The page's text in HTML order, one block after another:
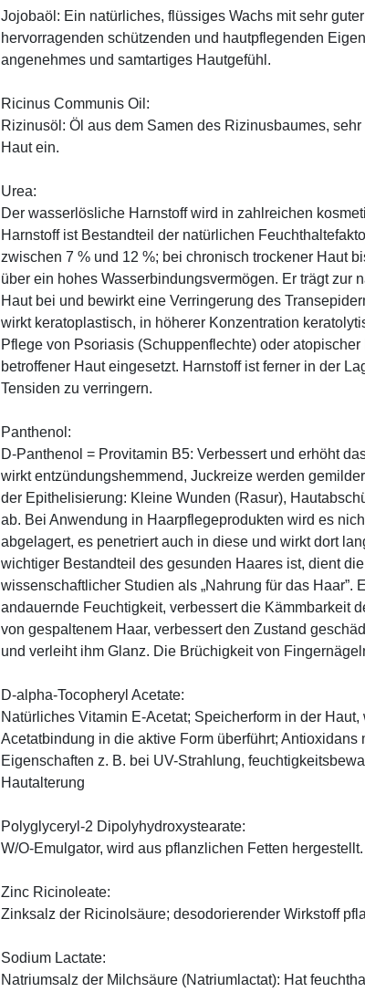
Jojobaöl: Ein natürliches, flüssiges Wachs mit sehr
hervorragenden schützenden und hautpflegenden
angenehmes und samtartiges Hautgefühl.
Ricinus Communis Oil:
Rizinusöl: Öl aus dem Samen des Rizinusbaumes,
Haut ein.
Urea:
Der wasserlösliche Harnstoff wird in zahlreichen
Harnstoff ist Bestandteil der natürlichen
zwischen 7 % und 12 %; bei chronisch trockener Haut
über ein hohes Wasserbindungsvermögen. Er trägt zur
Haut bei und bewirkt eine Verringerung des
wirkt keratoplastisch, in höherer Konzentration
Pflege von Psoriasis (Schuppenflechte) oder
betroffener Haut eingesetzt. Harnstoff ist ferner in der
Tensiden zu verringern.
Panthenol:
D-Panthenol = Provitamin B5: Verbessert und erhöht
wirkt entzündungshemmend, Juckreize werden
der Epithelisierung: Kleine Wunden (Rasur),
ab. Bei Anwendung in Haarpflegeprodukten wird es
abgelagert, es penetriert auch in diese und wirkt dort
wichtiger Bestandteil des gesunden Haares ist, dient
wissenschaftlicher Studien als „Nahrung für das Haar”.
andauernde Feuchtigkeit, verbessert die Kämmbarkeit
von gespaltenem Haar, verbessert den Zustand
und verleiht ihm Glanz. Die Brüchigkeit von
D-alpha-Tocopheryl Acetate:
Natürliches Vitamin E-Acetat; Speicherform in der
Acetatbindung in die aktive Form überführt; Antioxidans
Eigenschaften z. B. bei UV-Strahlung,
Hautalterung
Polyglyceryl-2 Dipolyhydroxystearate:
W/O-Emulgator, wird aus pflanzlichen Fetten hergestellt.
Zinc Ricinoleate:
Zinksalz der Ricinolsäure; desodorierender Wirkstoff
Sodium Lactate:
Natriumsalz der Milchsäure (Natriumlactat): Hat